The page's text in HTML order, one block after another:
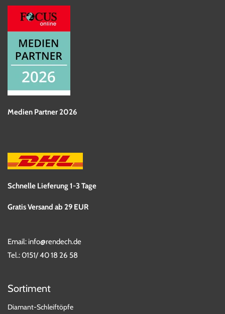
Medien Partner 2026
Schnelle Lieferung 1-3 Tage
Gratis Versand ab 29 EUR
Email: info@rendech.de
Tel.:0151/ 40 18 26 58
Sortiment
Diamant-Schleiftöpfe